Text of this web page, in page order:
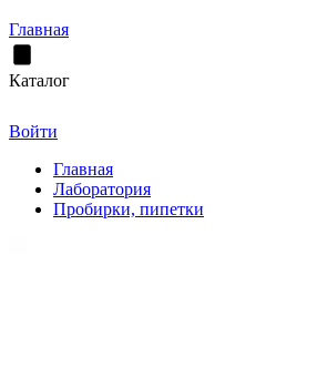
Главная
Каталог
Войти
Главная
Лаборатория
Пробирки, пипетки